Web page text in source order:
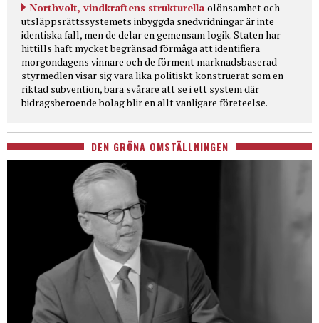
Northvolt, vindkraftens strukturella olönsamhet och
utsläppsrättssystemets inbyggda snedvridningar är inte
identiska fall, men de delar en gemensam logik. Staten har
hittills haft mycket begränsad förmåga att identifiera
morgondagens vinnare och de förment marknadsbaserad
styrmedlen visar sig vara lika politiskt konstruerat som en
riktad subvention, bara svårare att se i ett system där
bidragsberoende bolag blir en allt vanligare företeelse.
DEN GRÖNA OMSTÄLLNINGEN